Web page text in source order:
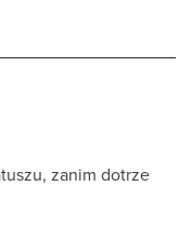
zanim dotrze